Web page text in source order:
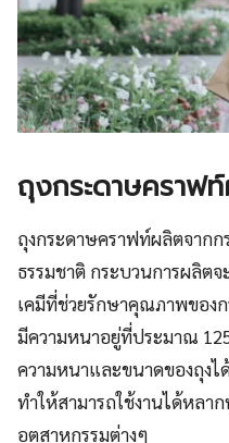
ถุงกระดาษคราฟท์
ถุงกระดาษคราฟท์ผลิตจากก
ธรรมชาติ กระบวนการผลิตจ
เคมีที่ช่วยรักษาคุณภาพของ
มีความหนาอยู่ที่ประมาณ
ความหนาและขนาดของถุงไ
ทำให้สามารถใช้งานได้หลา
อุตสาหกรรมต่างๆ